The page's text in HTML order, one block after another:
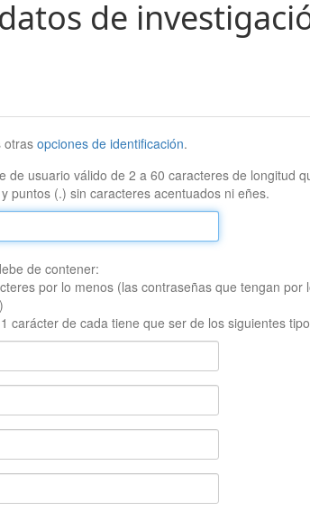
de
otrasopciones de identificación.
de usuario válido de 2 a 60 caracteres de longitud
puntos (.) sin caracteres acentuados ni eñes.
de contener:
por lo menos (las contraseñas que tengan
carácter de cada tiene que ser de los siguientes